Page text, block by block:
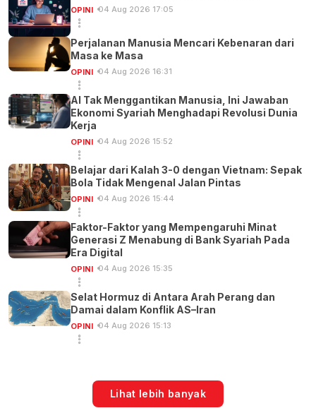
OPINI 04 Aug 2026 17:05
Perjalanan Manusia Mencari Kebenaran dari
Masa ke Masa
OPINI 04 Aug 2026 16:31
AI Tak Menggantikan Manusia, Ini Jawaban
Ekonomi Syariah Menghadapi Revolusi Dunia
Kerja
OPINI 04 Aug 2026 15:52
Belajar dari Kalah 3-0 dengan Vietnam: Sepak
Bola Tidak Mengenal Jalan Pintas
OPINI 04 Aug 2026 15:44
Faktor-Faktor yang Mempengaruhi Minat
Generasi Z Menabung di Bank Syariah Pada
Era Digital
OPINI 04 Aug 2026 15:35
Selat Hormuz di Antara Arah Perang dan
Damai dalam Konflik AS–Iran
OPINI 04 Aug 2026 15:13
Lihat lebih banyak